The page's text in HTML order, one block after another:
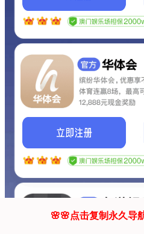
它将是非常
联系